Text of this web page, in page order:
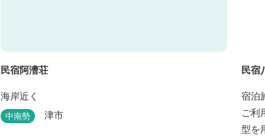
民宿阿漕荘
海岸近く
中南勢 津市
民宿
宿泊
ご利
型を